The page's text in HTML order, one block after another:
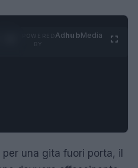
AdhubMedia
per una gita fuori porta, il